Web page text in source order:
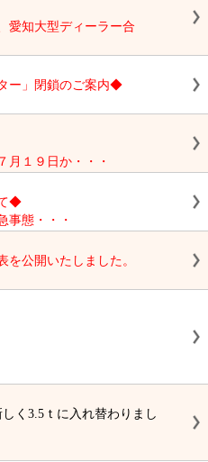
愛知大型ディーラー合
ー」閉鎖のご案内◆
月１９日か・・・
◆
事態・・・
公開いたしました。
く3.5ｔに入れ替わりまし